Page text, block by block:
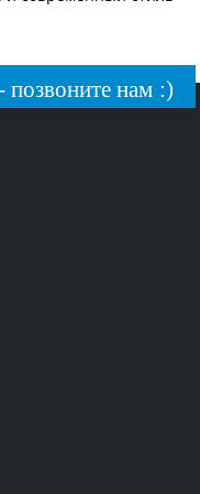
позвоните нам :)